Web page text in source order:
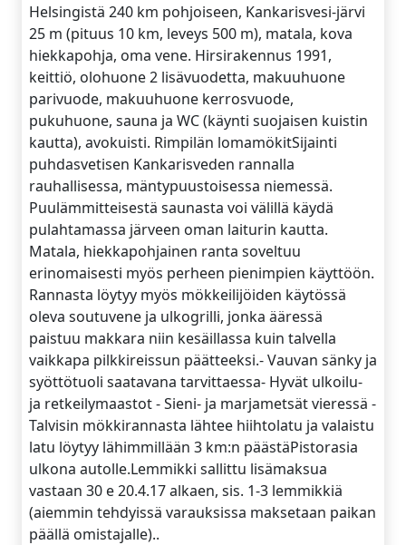
Helsingistä 240 km pohjoiseen, Kankarisvesi-järvi
25 m (pituus 10 km, leveys 500 m), matala, kova
hiekkapohja, oma vene. Hirsirakennus 1991,
keittiö, olohuone 2 lisävuodetta, makuuhuone
parivuode, makuuhuone kerrosvuode,
pukuhuone, sauna ja WC (käynti suojaisen kuistin
kautta), avokuisti. Rimpilän lomamökitSijainti
puhdasvetisen Kankarisveden rannalla
rauhallisessa, mäntypuustoisessa niemessä.
Puulämmitteisestä saunasta voi välillä käydä
pulahtamassa järveen oman laiturin kautta.
Matala, hiekkapohjainen ranta soveltuu
erinomaisesti myös perheen pienimpien käyttöön.
Rannasta löytyy myös mökkeilijöiden käytössä
oleva soutuvene ja ulkogrilli, jonka ääressä
paistuu makkara niin kesäillassa kuin talvella
vaikkapa pilkkireissun päätteeksi.- Vauvan sänky ja
syöttötuoli saatavana tarvittaessa- Hyvät ulkoilu-
ja retkeilymaastot - Sieni- ja marjametsät vieressä -
Talvisin mökkirannasta lähtee hiihtolatu ja valaistu
latu löytyy lähimmillään 3 km:n päästäPistorasia
ulkona autolle.Lemmikki sallittu lisämaksua
vastaan 30 e 20.4.17 alkaen, sis. 1-3 lemmikkiä
(aiemmin tehdyissä varauksissa maksetaan paikan
päällä omistajalle)..